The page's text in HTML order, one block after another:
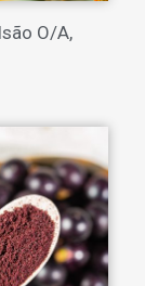
O/A,